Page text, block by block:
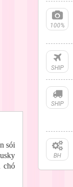
sói
chó
100%
SHIP
SHIP
BH